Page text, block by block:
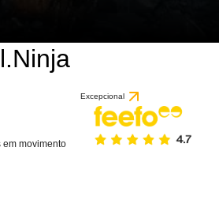
em movimento
Excepcional